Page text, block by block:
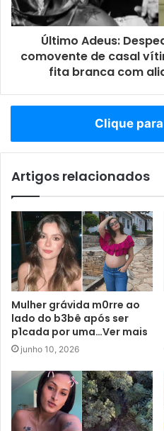
Último Adeus:
comovente de casal
fita branca com
Clique
Artigos relacionados
Mulher grávida m0rre ao
lado do b3bê após ser
p1cada por uma…Ver mais
junho 10, 2026